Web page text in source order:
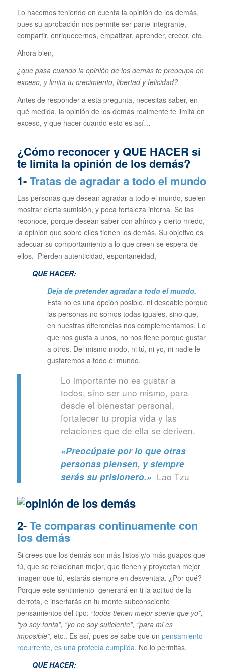
Lo hacemos teniendo en cuenta la opinión de los demás,
pues su aprobación nos permite ser parte integrante,
compartir, enriquecernos, empatizar, aprender, crecer, etc.
Ahora bien,
¿que pasa cuando la opinión de los demás te preocupa en
exceso, y limita tu crecimiento, libertad y felicidad?
Antes de responder a esta pregunta, necesitas saber, en
qué medida, la opinión de los demás realmente te limita en
exceso, y que hacer cuando esto es así…
¿Cómo reconocer y QUE HACER si
te limita la opinión de los demás?
1-Tratas de agradar a todo el mundo
Las personas que desean agradar a todo el mundo, suelen
mostrar cierta sumisión, y poca fortaleza interna. Se las
reconoce, porque desean saber con ahínco y cierto miedo,
la opinión que sobre ellos tienen los demás. Su objetivo es
adecuar su comportamiento a lo que creen se espera de
ellos. Pierden autenticidad, espontaneidad,
QUE HACER:
Deja de pretender agradar a todo el mundo.
Esta no es una opción posible, ni deseable porque
las personas no somos todas iguales, sino que,
en nuestras diferencias nos complementamos. Lo
que nos gusta a unos, no nos tiene porque gustar
a otros. Del mismo modo, ni tú, ni yo, ni nadie le
gustaremos a todo el mundo.
Lo importante no es gustar a
todos, sino ser uno mismo, para
desde el bienestar personal,
fortalecer tu propia vida y las
relaciones que de ella se deriven.
«Preocúpate por lo que otras
personas piensen, y siempre
serás su prisionero.» Lao Tzu
2-Te comparas continuamente con
los demás
Si crees que los demás son más listos y/o más guapos que
tú, que se relacionan mejor, que tienen y proyectan mejor
imagen que tú, estarás siempre en desventaja. ¿Por qué?
Porque este sentimiento generará en ti la actitud de la
derrota, e insertarás en tu mente subconsciente
pensamientos del tipo: “todos tienen mejor suerte que yo”,
“yo soy tonta”, “yo no soy suficiente”, “para mi es
imposible”, etc.. Es así, pues se sabe que un pensamiento
recurrente, es una profecía cumplida. No lo permitas.
QUE HACER: